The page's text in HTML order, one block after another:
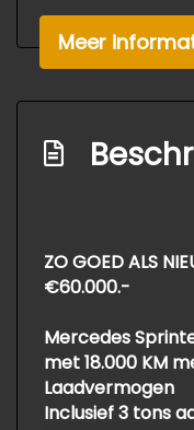
Zijwind
verwarmbaar
Centrale
Meer
ZO GOED ALS
€60.000.-
Mercedes
met 18.000 KM
Laadvermogen
Inclusief 3 tons